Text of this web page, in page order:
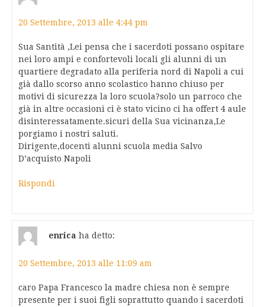
20 Settembre, 2013 alle 4:44 pm
Sua Santità ,Lei pensa che i sacerdoti possano ospitare
nei loro ampi e confortevoli locali gli alunni di un
quartiere degradato alla periferia nord di Napoli a cui
già dallo scorso anno scolastico hanno chiuso per
motivi di sicurezza la loro scuola?solo un parroco che
già in altre occasioni ci è stato vicino ci ha offert 4 aule
disinteressatamente.sicuri della Sua vicinanza,Le
porgiamo i nostri saluti.
Dirigente,docenti alunni scuola media Salvo
D’acquisto Napoli
Rispondi
enrica ha detto:
20 Settembre, 2013 alle 11:09 am
caro Papa Francesco la madre chiesa non è sempre
presente per i suoi figli soprattutto quando i sacerdoti